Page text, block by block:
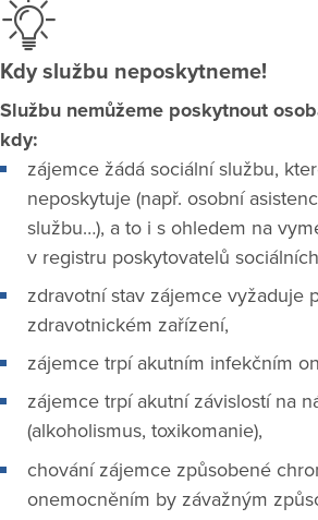
Kdy službu neposkytneme!
Službu nemůžeme poskytnout
kdy:
zájemce žádá sociální službu,
neposkytuje (např. osobní
službu…), a to i s ohledem na
v registru poskytovatelů
zdravotní stav zájemce vyžaduje
zdravotnickém zařízení,
zájemce trpí akutním infekčním
zájemce trpí akutní závislostí na
(alkoholismus, toxikomanie),
chování zájemce způsobené
onemocněním by závažným